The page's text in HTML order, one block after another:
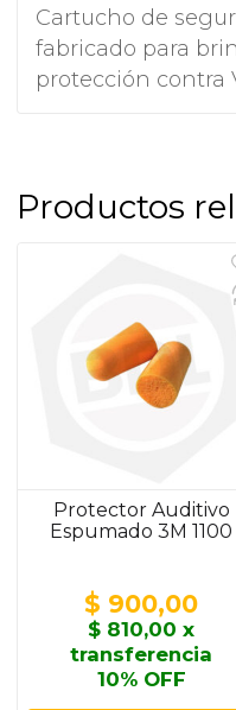
Cartucho de
fabricado para
protección contra
Productos
Protector Auditivo
Espumado 3M 1100
$ 900,00
$ 810,00 x
transferencia
10% OFF